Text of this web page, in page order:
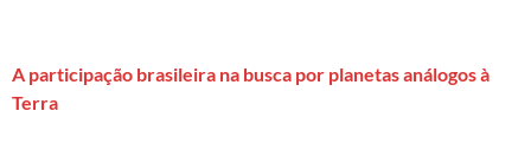
A participação brasileira na busca por planetas análogos à
Terra